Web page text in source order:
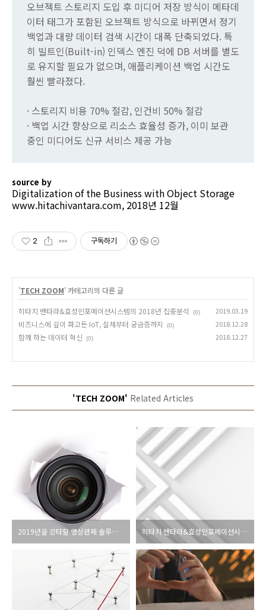
오브젝트 스토리지 도입 후 미디어 저장 방식이 메타데
이터 태그가 포함된 오브젝트 방식으로 바뀌면서 정기
백업과 대량 데이터 검색 시간이 대폭 단축되었다. 특
히 빌트인(Built-in) 인덱스 엔진 덕에 DB 서버를 별도
로 유지할 필요가 없으며, 애플리케이션 백업 시간도
훨씬 빨라졌다.
· 스토리지 비용 70% 절감, 인건비 50% 절감
· 백업 시간 향상으로 리소스 효율성 증가, 이미 보관
중인 미디어도 신규 서비스 제공 가능
source by
Digitalization of the Business with Object Storage
www.hitachivantara.com, 2018년 12월
2 구독하기
'TECH ZOOM' 카테고리의 다른 글
히타치 밴타라&효성인포메이션시스템의 2018년 집중분석 (0) 2019.03.19
비즈니스에 깊이 파고든 IoT, 실체부터 궁금증까지 (0) 2018.12.28
함께 하는 데이터 혁신 (0) 2018.12.27
'TECH ZOOM' Related Articles
2019년을 강타할 영상관제 솔루션, HVMP 히타치 밴타라&효성인포메이션시스템의 2018년 집중분석